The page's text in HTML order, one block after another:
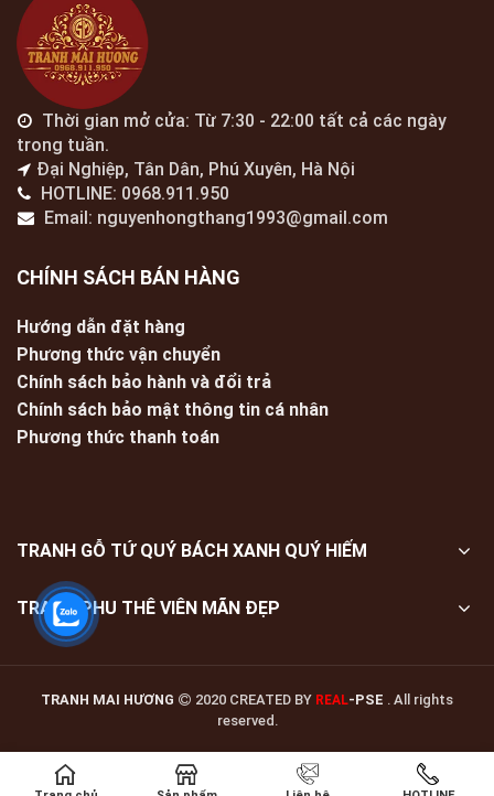
Thời gian mở cửa: Từ 7:30 - 22:00 tất cả các ngày
trong tuần.
Đại Nghiệp, Tân Dân, Phú Xuyên, Hà Nội
HOTLINE: 0968.911.950
Email: nguyenhongthang1993@gmail.com
CHÍNH SÁCH BÁN HÀNG
Hướng dẫn đặt hàng
Phương thức vận chuyển
Chính sách bảo hành và đổi trả
Chính sách bảo mật thông tin cá nhân
Phương thức thanh toán
TRANH GỖ TỨ QUÝ BÁCH XANH QUÝ HIẾM
TRANH PHU THÊ VIÊN MÃN ĐẸP
TRANH MAI HƯƠNG 2020 CREATED BY REAL-PSE . All rights
reserved.